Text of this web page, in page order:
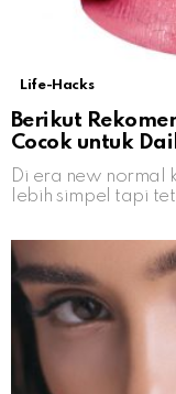
Life-Hacks
Berikut
Cocok untuk
Di era new normal
lebih simpel tapi